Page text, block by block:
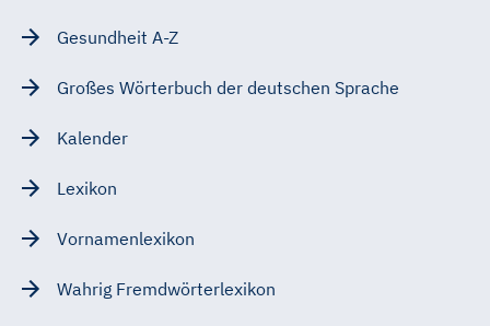
Gesundheit A-Z
Großes Wörterbuch der deutschen Sprache
Kalender
Lexikon
Vornamenlexikon
Wahrig Fremdwörterlexikon